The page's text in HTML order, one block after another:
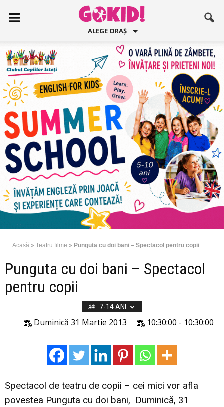
ALEGE ORAȘ
Acasă » Teatru filme » Punguta cu doi bani – Spectacol pentru copii
Punguta cu doi bani – Spectacol
pentru copii
7-14 ANI
10:30:00 - 10:30:00
Duminică 31 Martie 2013
Spectacol de teatru de copii – cei mici vor afla
povestea Punguta cu doi bani, Duminică, 31